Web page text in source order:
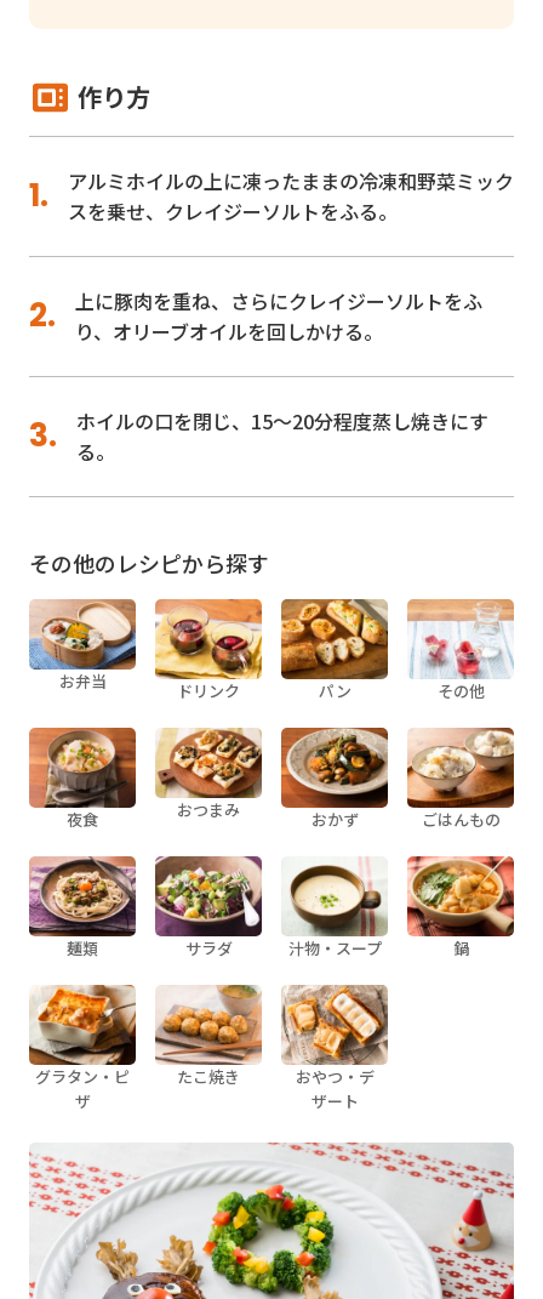
作り方
アルミホイルの上に凍ったままの冷凍和野菜ミック
スを乗せ、クレイジーソルトをふる。
上に豚肉を重ね、さらにクレイジーソルトをふ
り、オリーブオイルを回しかける。
ホイルの口を閉じ、15～20分程度蒸し焼きにす
る。
その他のレシピから探す
お弁当 ドリンク パン その他
夜食 おつまみ おかず ごはんもの
麺類 サラダ 汁物・スープ 鍋
グラタン・ピ
ザ
たこ焼き
おやつ・デ
ザート